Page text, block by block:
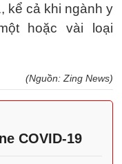
kể cả khi ngành y
hoặc vài loại
(Nguồn: Zing News)
COVID-19